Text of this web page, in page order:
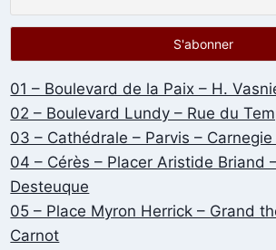
01 – Boulevard de la Paix – H.
02 – Boulevard Lundy – Rue du
03 – Cathédrale – Parvis –
04 – Cérès – Placer Aristide Briand
Desteuque
05 – Place Myron Herrick – Grand
Carnot